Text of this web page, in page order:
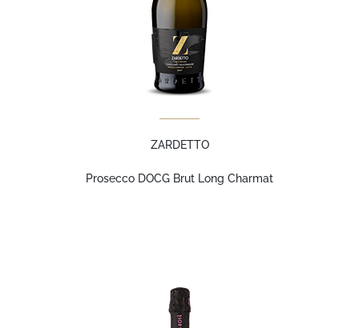
ZARDETTO
Prosecco DOCG Brut Long Charmat